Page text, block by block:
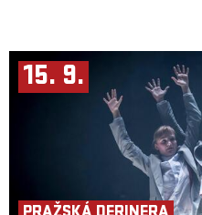
15. 9.